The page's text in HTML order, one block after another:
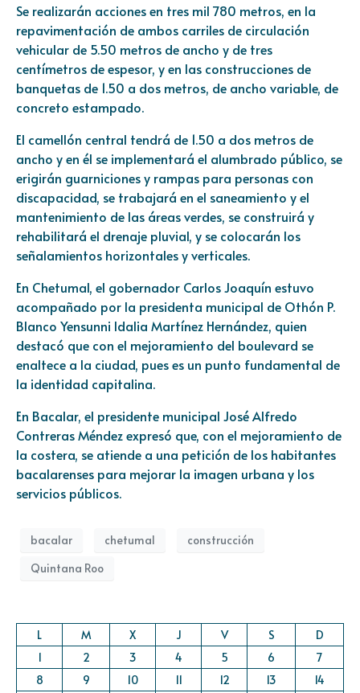
Se realizarán acciones en tres mil 780 metros, en la
repavimentación de ambos carriles de circulación
vehicular de 5.50 metros de ancho y de tres
centímetros de espesor, y en las construcciones de
banquetas de 1.50 a dos metros, de ancho variable, de
concreto estampado.
El camellón central tendrá de 1.50 a dos metros de
ancho y en él se implementará el alumbrado público, se
erigirán guarniciones y rampas para personas con
discapacidad, se trabajará en el saneamiento y el
mantenimiento de las áreas verdes, se construirá y
rehabilitará el drenaje pluvial, y se colocarán los
señalamientos horizontales y verticales.
En Chetumal, el gobernador Carlos Joaquín estuvo
acompañado por la presidenta municipal de Othón P.
Blanco Yensunni Idalia Martínez Hernández, quien
destacó que con el mejoramiento del boulevard se
enaltece a la ciudad, pues es un punto fundamental de
la identidad capitalina.
En Bacalar, el presidente municipal José Alfredo
Contreras Méndez expresó que, con el mejoramiento de
la costera, se atiende a una petición de los habitantes
bacalarenses para mejorar la imagen urbana y los
servicios públicos.
bacalar chetumal
construcción
Quintana Roo
L M X J V S
D
1
2 3 4 5 6
7
8
9 10 11 12 13
14